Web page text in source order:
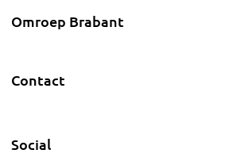
Omroep Brabant
Contact
Social